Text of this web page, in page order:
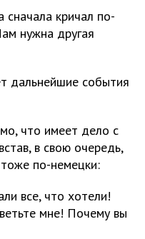
сначала кричал по-
нужна другая
дальнейшие события
что имеет дело с
в свою очередь,
тоже по-немецки:
все, что хотели!
мне! Почему вы